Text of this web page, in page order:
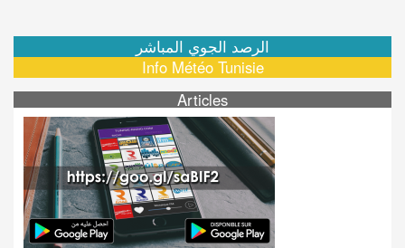
الرصد الجوي المباشر
Info Météo Tunisie
Articles